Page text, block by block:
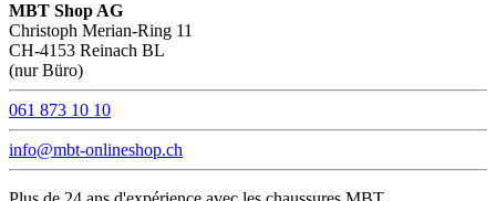
MBT Shop AG
Christoph Merian-Ring 11
CH-4153 Reinach BL
(nur Büro)
061 873 10 10
info@mbt-onlineshop.ch